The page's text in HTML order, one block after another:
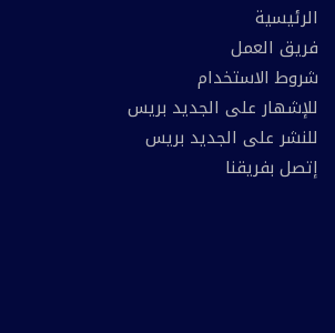
الرئيسية
فريق العمل
شروط الاستخدام
للإشهار على الجديد بريس
للنشر على الجديد بريس
إتصل بفريقنا